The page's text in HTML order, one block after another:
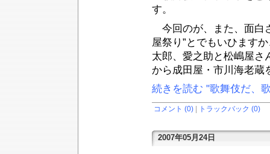
す。
今回のが、また、面白
屋祭り”とでもいひます
太郎、愛之助と松嶋屋さ
から成田屋・市川海老蔵
続きを読む "歌舞伎だ、
コメント (0) トラックバック (0)
2007年05月24日